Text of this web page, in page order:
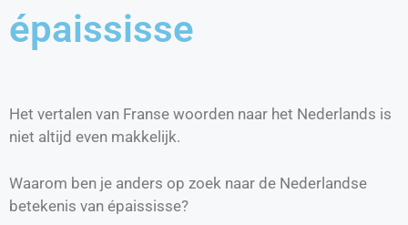
épaississe
Het vertalen van Franse woorden naar het Nederlands is
niet altijd even makkelijk.
Waarom ben je anders op zoek naar de Nederlandse
betekenis van épaississe?